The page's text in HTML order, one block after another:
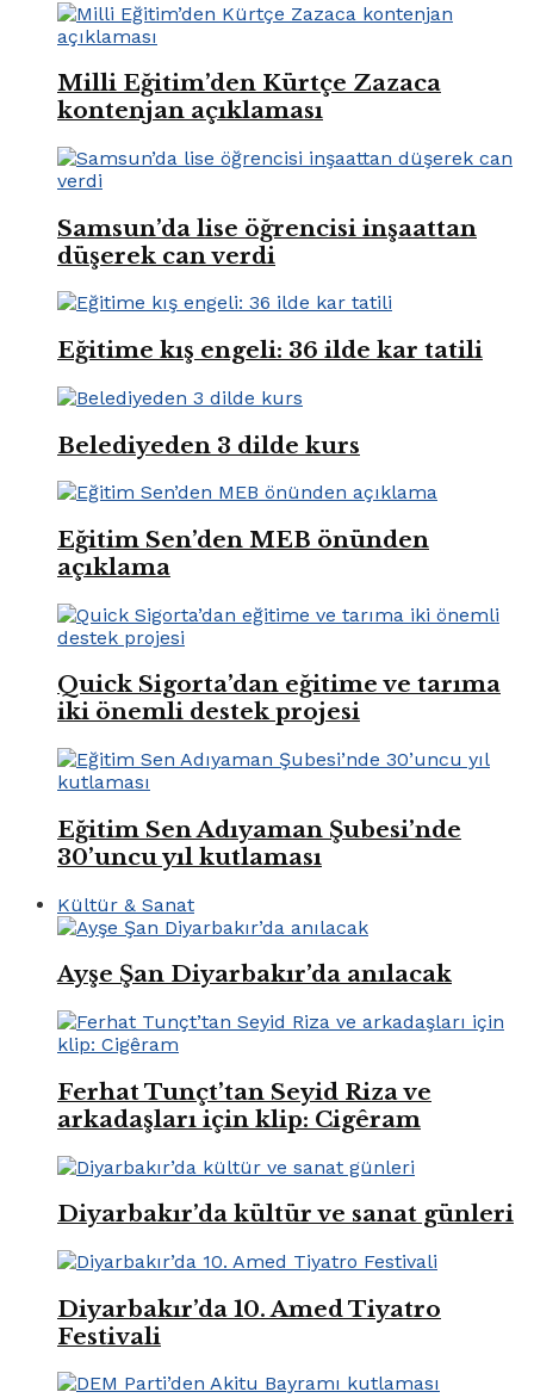
Milli Eğitim’den Kürtçe Zazaca
kontenjan açıklaması
Samsun’da lise öğrencisi inşaattan
düşerek can verdi
Eğitime kış engeli: 36 ilde kar tatili
Belediyeden 3 dilde kurs
Eğitim Sen’den MEB önünden
açıklama
Quick Sigorta’dan eğitime ve tarıma
iki önemli destek projesi
Eğitim Sen Adıyaman Şubesi’nde
30’uncu yıl kutlaması
Kültür & Sanat
Ayşe Şan Diyarbakır’da anılacak
Ferhat Tunçt’tan Seyid Riza ve
arkadaşları için klip: Cigêram
Diyarbakır’da kültür ve sanat günleri
Diyarbakır’da 10. Amed Tiyatro
Festivali